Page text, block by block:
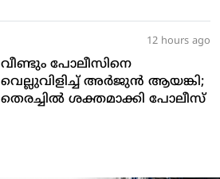
12 hours ago
വീണ്ടും പോലീസിനെ
വെല്ലുവിളിച്ച് അര്‍ജുന്‍ ആയങ്കി;
തെരച്ചില്‍ ശക്തമാക്കി പോലീസ്